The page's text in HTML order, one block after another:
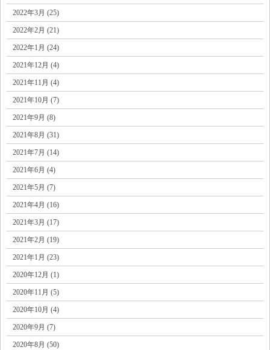
2022年3月 (25)
2022年2月 (21)
2022年1月 (24)
2021年12月 (4)
2021年11月 (4)
2021年10月 (7)
2021年9月 (8)
2021年8月 (31)
2021年7月 (14)
2021年6月 (4)
2021年5月 (7)
2021年4月 (16)
2021年3月 (17)
2021年2月 (19)
2021年1月 (23)
2020年12月 (1)
2020年11月 (5)
2020年10月 (4)
2020年9月 (7)
2020年8月 (50)